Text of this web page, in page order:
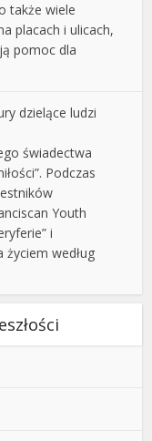
także wiele
placach i ulicach,
pomoc dla
dzielące ludzi
świadectwa
Podczas
Youth
i
życiem według